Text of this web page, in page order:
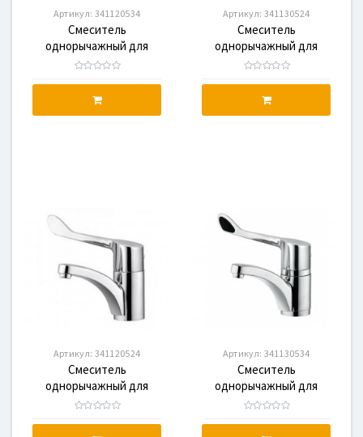
Артикул: 341120534
Смеситель
однорычажный для
раковины KLUDI MEDI
Артикул: 341130524
Смеситель
однорычажный для
раковины KLUDI MEDI
Артикул: 341120524
Смеситель
однорычажный для
раковины KLUDI MEDI
Артикул: 341130534
Смеситель
однорычажный для
раковины KLUDI MEDI